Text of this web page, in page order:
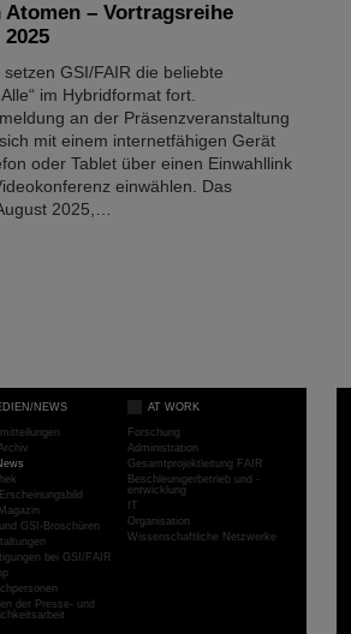
– Vortragsreihe
GSI/FAIR die beliebte
im Hybridformat fort.
an der Präsenzveranstaltung
mit einem internetfähigen Gerät
oder Tablet über einen Einwahllink
einwählen. Das
2025,…
NEWS
GSI-Broschüren
bei GSI/FAIR
der Presse- und
AT WORK
Forschung
Administration
Gesamtprojektleitung FAIR
Beschleunigerbetrieb und -
entwicklung
IT
Organisation
Wissenschaftliche Netzwerke